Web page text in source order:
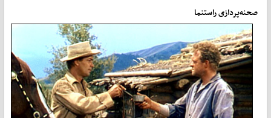
صحنه‌­پردازی راست­نما